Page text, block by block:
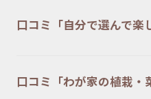
口コミ「自分で選んで楽
口コミ「わが家の植栽・